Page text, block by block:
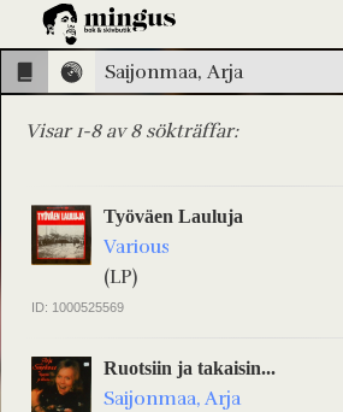
Visar 1-8 av 8 sökträffar:
Työväen Lauluja
Various
(LP)
ID: 1000525569
Ruotsiin ja takaisin...
Saijonmaa, Arja